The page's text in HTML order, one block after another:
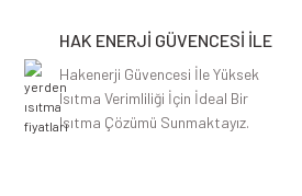
HAK ENERJİ GÜVENCESİ İLE
Hakenerji Güvencesi İle Yüksek
Isıtma Verimliliği İçin İdeal Bir
Isıtma Çözümü Sunmaktayız.